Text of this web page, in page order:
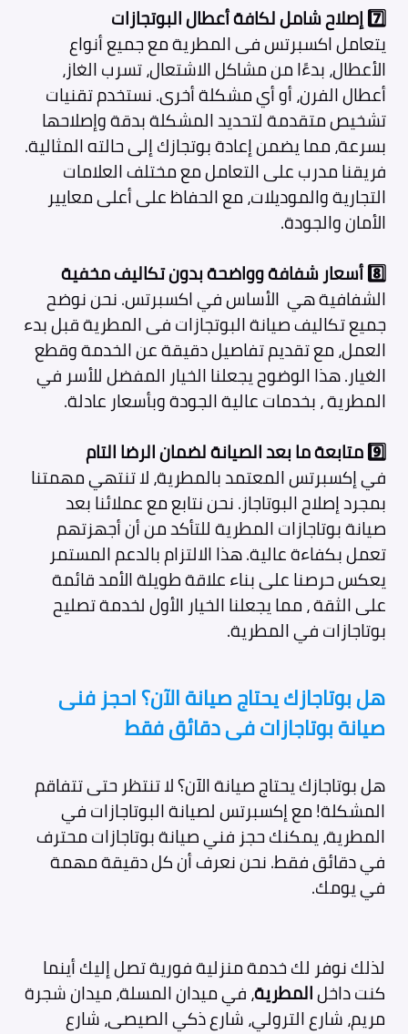
7️⃣إصلاح شامل لكافة أعطال البوتجازات
يتعامل اكسبرتس فى المطريةمع جميع أنواع
الأعطال، بدءًا من مشاكل الاشتعال، تسرب الغاز،
أعطال الفرن، أو أي مشكلة أخرى. نستخدم تقنيات
تشخيص متقدمة لتحديد المشكلة بدقة وإصلاحها
بسرعة، مما يضمن إعادة بوتجازك إلى حالته المثالية.
فريقنا مدرب على التعامل مع مختلف العلامات
التجارية والموديلات، مع الحفاظ على أعلى معايير
الأمان والجودة.
8️⃣أسعار شفافة وواضحة بدون تكاليف مخفية
الشفافية هي الأساس في اكسبرتس. نحن نوضح
جميع تكاليف صيانة البوتجازات فى المطريةقبل بدء
العمل، مع تقديم تفاصيل دقيقة عن الخدمة وقطع
الغيار. هذا الوضوح يجعلنا الخيار المفضل للأسر في
المطرية ، بخدمات عالية الجودة وبأسعار عادلة.
9️⃣متابعة ما بعد الصيانة لضمان الرضا التام
في إكسبرتس المعتمد بالمطرية، لا تنتهي مهمتنا
بمجرد إصلاح البوتاجاز. نحن نتابع مع عملائنا بعد
صيانة بوتاجازات المطريةللتأكد من أن أجهزتهم
تعمل بكفاءة عالية. هذا الالتزام بالدعم المستمر
يعكس حرصنا على بناء علاقة طويلة الأمد قائمة
على الثقة ، مما يجعلنا الخيار الأول لخدمة تصليح
بوتاجازات في المطرية.
هل بوتاجازك يحتاج صيانة الآن؟ احجز فنى
صيانة بوتاجازات فى دقائق فقط
هل بوتاجازك يحتاج صيانة الآن؟ لا تنتظر حتى تتفاقم
المشكلة! مع إكسبرتس لصيانة البوتاجازات في
المطرية، يمكنك حجز فني صيانة بوتاجازات محترف
في دقائق فقط. نحن نعرف أن كل دقيقة مهمة
في يومك.
لذلك نوفر لك خدمة منزلية فورية تصل إليك أينما
كنت داخلالمطرية، في ميدان المسلة، ميدان شجرة
مريم، شارع الترولي، شارع ذكي الصيصى، شارع